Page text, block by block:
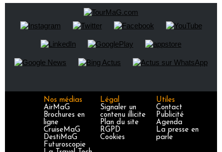
Nos médias
AirMaG
Brochures en
ligne
CruiseMaG
DestiMaG
Futuroscopie
Légal
Signaler un
contenu illicite
Plan du site
RGPD
Cookies
Utiles
Contact
Publicité
Agenda
La presse en
parle